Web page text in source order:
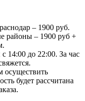
– 1900 руб.
районы – 1900 руб +
14:00 до 22:00. За час
осуществить
будет рассчитана